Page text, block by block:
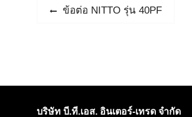
แนะแนว
Previous
ข้อต่อ NITTO รุ่น 40PF
บริษัท บี.ที.เอส. อินเตอร์-เทรด จำกัด